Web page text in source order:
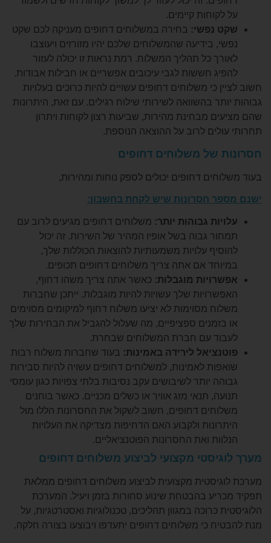
קיימים.
נפשי:בחירה במשלוחים דחופים מעניקה לכם שקט
בידיעה שהמשלוחים שלכם יהיו מזורזים ויעוצבו
כל תהליך המשלוח. רמת נראות זו יכולה לעזור
חששות לגבי עיכובים אפשריים או חבילות אבודות.
כי משלוחים דחופים עשויים להיות כרוכים בעלויות
בהשוואה לשירותי שילוח רגילים. עם זאת, היתרונות
מבחינת מהירות, שביעות רצון לקוחות ויתרון
לרוב על ההוצאה הנוספת.
של משלוחים דחופים
דחופים יכולים לספק נוחות ומהירות,
חסרונות שיש לקחת בחשבון:
גבוהות יותר:משלוחים דחופים מגיעים לרוב עם
גבוה בשל אופיו המהיר של השירות. זה יכול
עלויות משמעותיות להוצאות הכוללות שלך,
אם אתה צריך משלוחים דחופים תכופים.
מוגבלות:כאשר אתה צריך משהו דחוף,
שלך עשויות להיות מוגבלות. ייתכן שחברות
מסוימות לא יציעו משלוח דחוף למיקומים מסוימים
ספציפיים, מה שעלול להגביל את הבחירות שלך
עם חברת המשלוחים שבחרת.
לירידה באמינות:בעוד שחברות משלוח רבות
לאמינות, למשלוחים דחופים עשויה להיות סבירות
יותר לשיבושים עקב נסיבות בלתי צפויות כגון עומסי
תנאי מזג אוויר או כשלים מכניים. כאשר בוחנים
דחופים, חשוב לשקול את החסרונות הללו מול
ולקבוע האם הדחיפות מצדיקה את העלויות
ואת החסרונות הפוטנציאליים.
מקצועי לביצוע משלוחים דחופים
מקצועית לביצוע משלוחים דחופים ממלאת
בהבטחת שינוע סחורות בזמן ויעיל. המערכת
כרוכה במגוון תהליכים, טכנולוגיות ואסטרטגיות, על
כי משלוחים דחופים יתעדפו ויבוצעו בצורה חלקה.